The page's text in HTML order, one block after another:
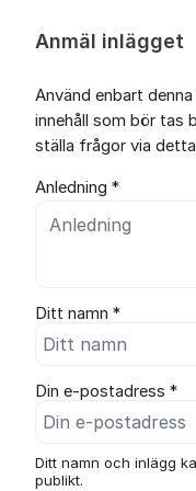
Anmäl inlägget
Använd enbart
innehåll som bör tas
ställa frågor via
Anledning *
Ditt namn *
Din e-postadress *
Ditt namn och inlägg
publikt.